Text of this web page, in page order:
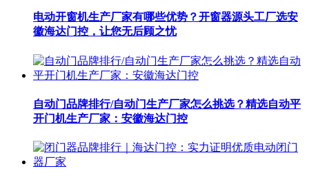
电动开窗机生产厂家有哪些优势？开窗器源头工厂选安
徽海达门控，让您无后顾之忧
自动门品牌排行/自动门生产厂家怎么挑选？精选自动平
开门机生产厂家：安徽海达门控